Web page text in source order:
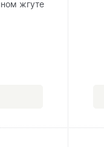
жгуте